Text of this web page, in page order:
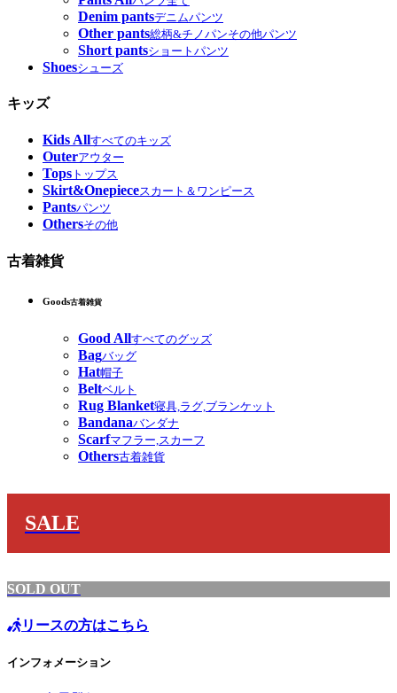
Denim pantsデニムパンツ
Other pants総柄&チノパンその他パンツ
Short pantsショートパンツ
Shoesシューズ
キッズ
Kids Allすべてのキッズ
Outerアウター
Tops トップス
Skirt&Onepieceスカート＆ワンピース
Pantsパンツ
Othersその他
古着雑貨
Goods古着雑貨
Good Allすべてのグッズ
Bagバッグ
Hat帽子
Beltベルト
Rug Blanket寝具,ラグ,ブランケット
Bandanaバンダナ
Scarfマフラー,スカーフ
Others古着雑貨
SALE
SOLD OUT
リースの方はこちら
インフォメーション